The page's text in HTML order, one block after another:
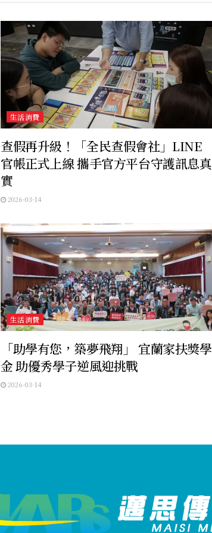
生活消費
查假再升級！「全民查假會社」LINE
官帳正式上線 攜手官方平台守護訊息真
實
2026-03-14
生活消費
「助學有您，築夢飛翔」 宜蘭家扶獎學
金 助優秀學子逆風迎挑戰
2026-03-14